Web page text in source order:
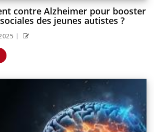
contre Alzheimer pour booster
des jeunes autistes ?
|